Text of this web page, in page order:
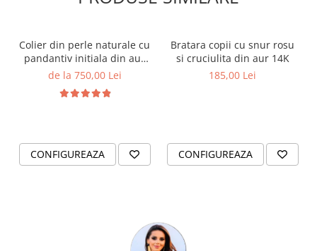
Colier din perle naturale cu
pandantiv initiala din aur
14K si bilute din aur 14K de
de la 750,00 Lei
CONFIGUREAZA
Bratara copii cu snur rosu
si cruciulita din aur 14K
185,00 Lei
CONFIGUREAZA